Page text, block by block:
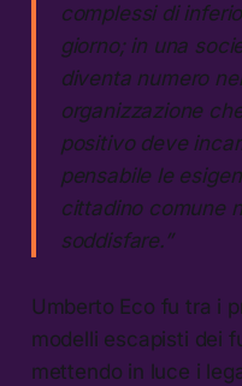
complessi di
giorno; in una
diventa numero
organizzazione
positivo deve
pensabile le
cittadino comune
soddisfare.”
Umberto Eco fu tra i
modelli escapisti dei
mettendo in luce i